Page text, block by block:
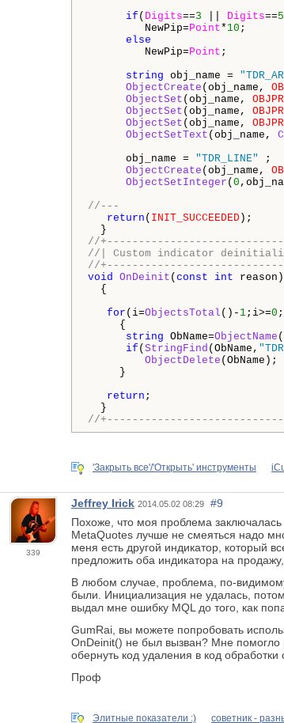
if ( Digits==3 Digits==5
NewPip=Point* 10 ;
else
NewPip=Point ;
string obj_name =
ObjectCreate (obj_name,
ObjectSet (obj_name,
ObjectSet (obj_name,
ObjectSet (obj_name,
ObjectSetText (obj_name,
obj_name = "TDR_LINE"
;
ObjectCreate (obj_name,
ObjectSetInteger ( 0
//---
return ( INIT_SUCCEEDED );
//
//| Custom indicator
//
void OnDeinit ( const int reason)
{
for (i=ObjectsTotal ()- 1;i>=0
{
string ObName=ObjectName
if ( StringFind (ObName,
ObjectDelete (ObName);
}
return ;
//
'Закрыть все'/'Открыть' инструменты
339
Jeffrey Irick 2014.05.02 08:29
#9
Похоже, что моя проблема
MetaQuotes лучше не смеяться надо
меня есть другой индикатор, который
предложить оба индикатора на продажу,
В любом случае, проблема, по-
были. Инициализация не удалась,
выдал мне ошибку MQL до того, как
GumRai, вы можете попробовать
OnDeinit() не был вызван? Мне помогло
обернуть код удаления в код
Проф
Элитные показатели :) советник -